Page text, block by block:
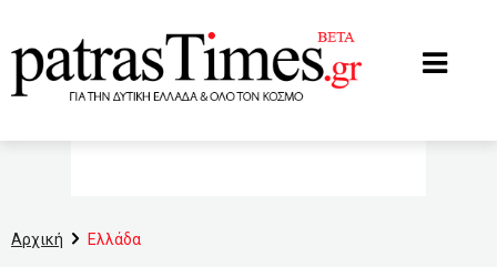
Αρχική Ελλάδα